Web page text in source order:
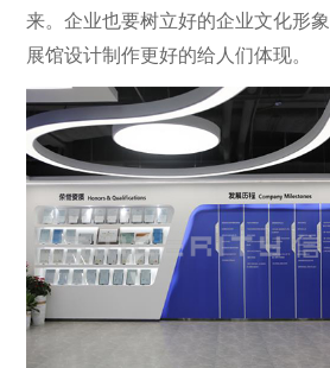
来。企业也要树立好的企业文化形
展馆设计制作更好的给人们体现。